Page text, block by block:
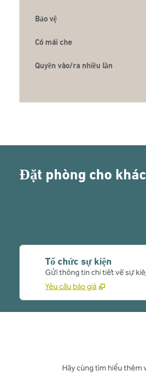
Bảo vệ
Có mái che
Quyền vào/ra nhiều lần
Đặt phòng cho
Tổ chức sự kiện
Gửi thông tin chi tiết về sự
Yêu cầu báo giá
Hãy cùng tìm hiểu thêm